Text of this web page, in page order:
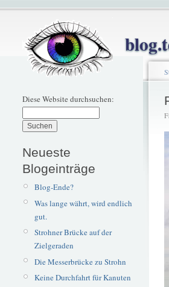
Diese Website durchsuchen:
Neueste
Blogeinträge
Blog-Ende?
Was lange währt, wird endlich
gut.
Strohner Brücke auf der
Zielgeraden
Die Messerbrücke zu Strohn
Keine Durchfahrt für Kanuten